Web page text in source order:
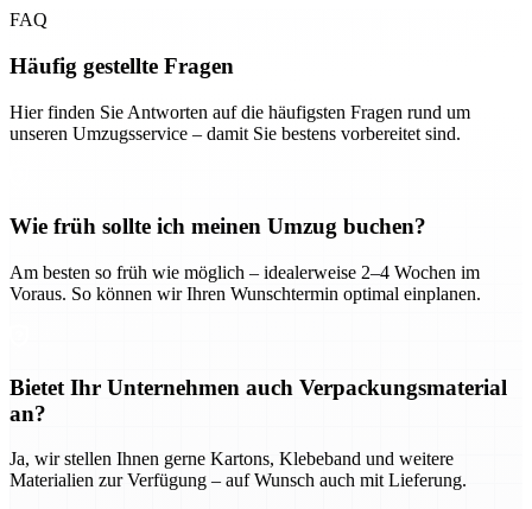
FAQ
Häufig gestellte Fragen
Hier finden Sie Antworten auf die häufigsten Fragen rund um
unseren Umzugsservice – damit Sie bestens vorbereitet sind.
Wie früh sollte ich meinen Umzug buchen?
Am besten so früh wie möglich – idealerweise 2–4 Wochen im
Voraus. So können wir Ihren Wunschtermin optimal einplanen.
Bietet Ihr Unternehmen auch Verpackungsmaterial
an?
Ja, wir stellen Ihnen gerne Kartons, Klebeband und weitere
Materialien zur Verfügung – auf Wunsch auch mit Lieferung.